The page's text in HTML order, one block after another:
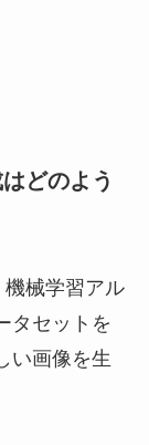
どのよう
械学習アル
タセットを
い画像を生